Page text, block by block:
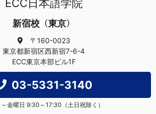
ECC日本語学院
新宿校（東京）
〒160-0023
東京都新宿区西新宿7-6-4
ECC東京本部ビル1F
03-5331-3140
～金曜日 9:30～17:30（土日祝除く）